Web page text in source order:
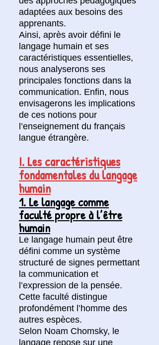
adaptées aux besoins des
apprenants.
Ainsi, après avoir défini le
langage humain et ses
caractéristiques essentielles,
nous analyserons ses
principales fonctions dans la
communication. Enfin, nous
envisagerons les implications
de ces notions pour
l’enseignement du français
langue étrangère.
I. Les caractéristiques
fondamentales du langage
humain
1. Le langage comme
faculté propre à l’être
humain
Le langage humain peut être
défini comme un système
structuré de signes permettant
la communication et
l’expression de la pensée.
Cette faculté distingue
profondément l’homme des
autres espèces.
Selon Noam Chomsky, le
langage repose sur une